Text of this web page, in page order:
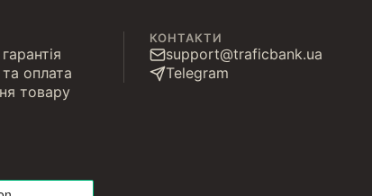
оплата
товару
КОНТАКТИ
support@traficbank.ua
Telegram